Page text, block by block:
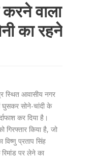
वाला
का रहने
स्थित आवासीय नगर
घुसकर सोने-चांदी के
कर दिया है।
किया है, जो
विष्णु प्रताप सिंह
पर लेने का